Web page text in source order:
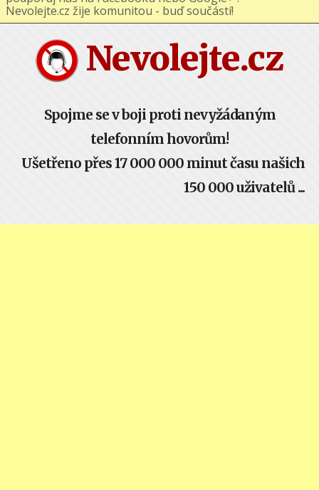
Nevolejte.cz
Spojme se v boji proti nevyžádaným
telefonním hovorům!
Ušetřeno přes 17 000 000 minut času našich
150 000 uživatelů ...
podporuj nás na Facebooku nebo Google+ !
Nevolejte.cz žije komunitou - buď součástí!